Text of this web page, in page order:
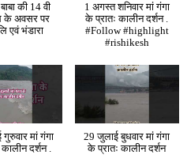
की 14 वी
के अवसर पर
एवं भंडारा
1 अगस्त शनिवार मां गंगा
के प्रातः कालीन दर्शन .
#Follow #highlight
#rishikesh
मां गंगा
दर्शन .
29 जुलाई बुधवार मां गंगा
के प्रातः कालीन दर्शन